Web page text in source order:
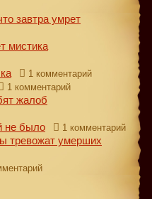
завтра умрет
мистика
1 комментарий
1 комментарий
жалоб
не было 1 комментарий
тревожат умерших